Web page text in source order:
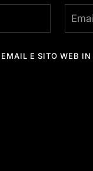
E SITO WEB IN